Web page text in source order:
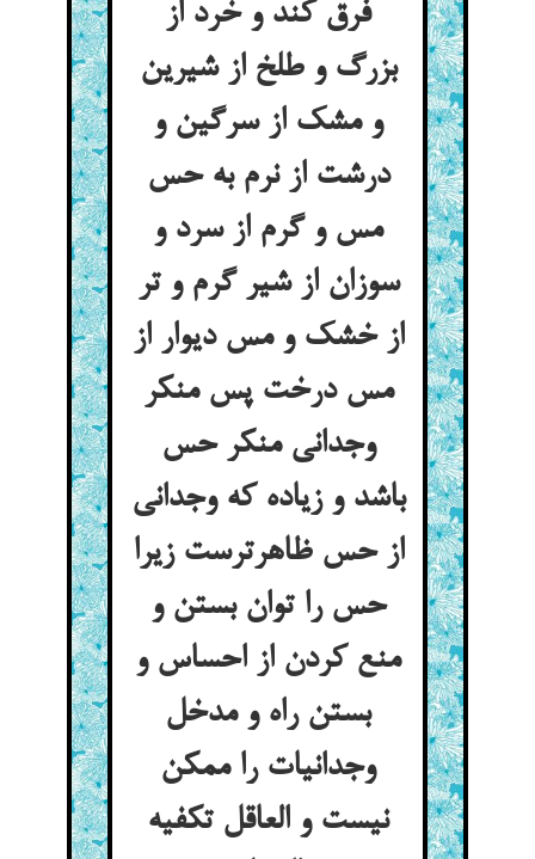
فرق کند و خرد از
بزرگ و طلخ از شیرین
و مشک از سرگین و
درشت از نرم به حس
مس و گرم از سرد و
سوزان از شیر گرم و تر
از خشک و مس دیوار از
مس درخت پس منکر
وجدانی منکر حس
باشد و زیاده که وجدانی
از حس ظاهرترست زیرا
حس را توان بستن و
منع کردن از احساس و
بستن راه و مدخل
وجدانیات را ممکن
نیست و العاقل تکفیه